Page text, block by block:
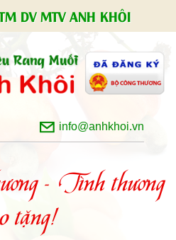
DV MTV ANH KHÔI
info@anhkhoi.vn
- Tình thương
tặng!